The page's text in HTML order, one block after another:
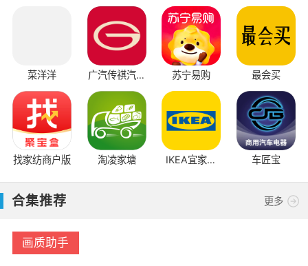
菜洋洋
广汽传祺汽车
配件商城
苏宁易购 最会买
找家纺商户版 淘凌家塘
IKEA宜家家
车匠宝
合集推荐 更多
画质助手